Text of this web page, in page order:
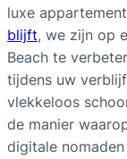
luxe
blijft, we zijn op
Beach te
tijdens uw
vlekkeloos
de manier
digitale